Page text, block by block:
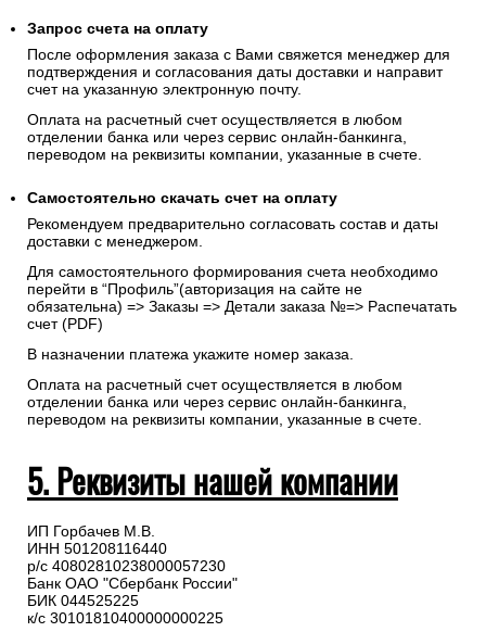
Запрос счета на оплату
После оформления заказа с Вами свяжется менеджер для
подтверждения и согласования даты доставки и направит
счет на указанную электронную почту.
Оплата на расчетный счет осуществляется в любом
отделении банка или через сервис онлайн-банкинга,
переводом на реквизиты компании, указанные в счете.
Самостоятельно скачать счет на оплату
Рекомендуем предварительно согласовать состав и даты
доставки с менеджером.
Для самостоятельного формирования счета необходимо
перейти в “Профиль”(авторизация на сайте не
обязательна) => Заказы => Детали заказа №=> Распечатать
счет (PDF)
В назначении платежа укажите номер заказа.
Оплата на расчетный счет осуществляется в любом
отделении банка или через сервис онлайн-банкинга,
переводом на реквизиты компании, указанные в счете.
5. Реквизиты нашей компании
ИП Горбачев М.В.
ИНН 501208116440
р/с 40802810238000057230
Банк ОАО "Сбербанк России"
БИК 044525225
к/с 30101810400000000225